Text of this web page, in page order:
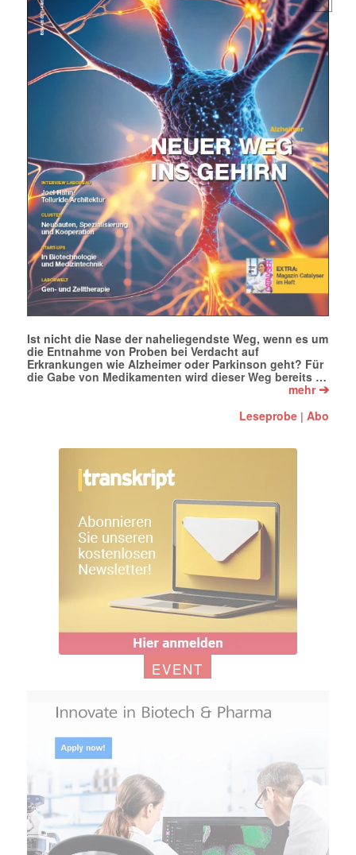
(erforderlich)
Ist nicht die Nase der naheliegendste Weg, wenn es um
die Entnahme von Proben bei Verdacht auf
Erkrankungen wie Alzheimer oder Parkinson geht? Für
die Gabe von Medikamenten wird dieser Weg bereits …
mehr➔
Leseprobe |Abo
EVENT